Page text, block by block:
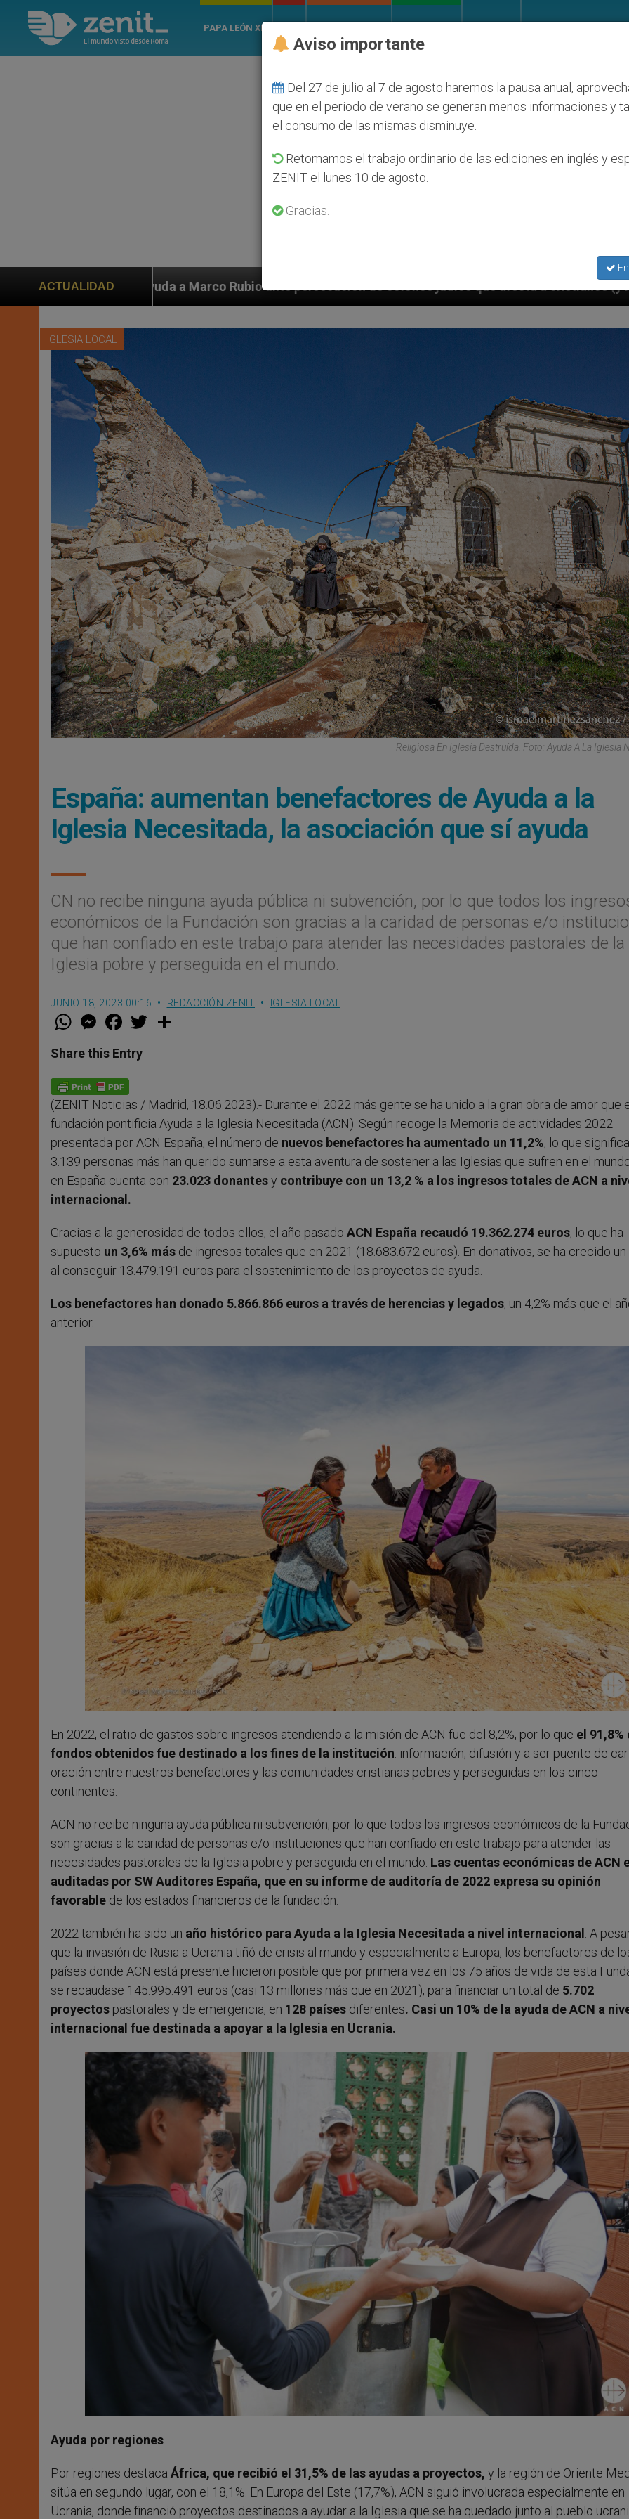
PAPA LEÓN XIV
ACTUALIDAD
ante persecución de colonos judíos que afecta a cristianos (y no sólo) en Tierra Santa
IGLESIA LOCAL
Religiosa En Iglesia Destruída. Foto: Ayuda A La Iglesia
España: aumentan benefactores de Ayuda a la
Iglesia Necesitada, la asociación que sí ayuda
CN no recibe ninguna ayuda pública ni subvención, por lo que todos los
económicos de la Fundación son gracias a la caridad de personas e/o
que han confiado en este trabajo para atender las necesidades pastorales de la
Iglesia pobre y perseguida en el mundo.
JUNIO 18, 2023 00:16 REDACCIÓN ZENIT IGLESIA LOCAL
W
t
s
p
p
M
e
s
e
g
e
r
F
a
e
b
o
k
w
Share this Entry
(ZENIT Noticias / Madrid, 18.06.2023).- Durante el 2022 más gente se ha unido a la gran obra de amor que
fundación pontificia Ayuda a la Iglesia Necesitada (ACN). Según recoge la Memoria de actividades 2022
presentada por ACN España, el número de nuevos benefactores ha aumentado un 11,2%, lo que
3.139 personas más han querido sumarse a esta aventura de sostener a las Iglesias que sufren en el
en España cuenta con 23.023 donantesy contribuye con un 13,2 % a los ingresos totales de ACN a
internacional.
Gracias a la generosidad de todos ellos, el año pasado ACN España recaudó 19.362.274 euros, lo que ha
supuesto un 3,6% más de ingresos totales que en 2021 (18.683.672 euros). En donativos, se ha crecido un
al conseguir 13.479.191 euros para el sostenimiento de los proyectos de ayuda.
Los benefactores han donado 5.866.866 euros a través de herencias y legados, un 4,2% más que el
anterior.
En 2022, el ratio de gastos sobre ingresos atendiendo a la misión de ACN fue del 8,2%, por lo que el 91,8%
fondos obtenidos fue destinado a los fines de la institución: información, difusión y a ser puente de
oración entre nuestros benefactores y las comunidades cristianas pobres y perseguidas en los cinco
continentes.
ACN no recibe ninguna ayuda pública ni subvención, por lo que todos los ingresos económicos de la
son gracias a la caridad de personas e/o instituciones que han confiado en este trabajo para atender las
necesidades pastorales de la Iglesia pobre y perseguida en el mundo. Las cuentas económicas de ACN
auditadas por SW Auditores España, que en su informe de auditoría de 2022 expresa su opinión
favorable de los estados financieros de la fundación.
2022 también ha sido un año histórico para Ayuda a la Iglesia Necesitada a nivel internacional
. A
que la invasión de Rusia a Ucrania tiñó de crisis al mundo y especialmente a Europa, los benefactores de
países donde ACN está presente hicieron posible que por primera vez en los 75 años de vida de esta
se recaudase 145.995.491 euros (casi 13 millones más que en 2021), para financiar un total de 5.702
proyectos pastorales y de emergencia, en 128 países diferentes. Casi un 10% de la ayuda de ACN a
internacional fue destinada a apoyar a la Iglesia en Ucrania.
Ayuda por regiones
Por regiones destaca África, que recibió el 31,5% de las ayudas a proyectos, y la región de Oriente
sitúa en segundo lugar, con el 18,1%. En Europa del Este (17,7%), ACN siguió involucrada especialmente en
Ucrania, donde financió proyectos destinados a ayudar a la Iglesia que se ha quedado junto al pueblo
Aviso importante
Del 27 de julio al 7 de agosto haremos la pausa anual,
que en el periodo de verano se generan menos informaciones y
el consumo de las mismas disminuye.
Retomamos el trabajo ordinario de las ediciones en inglés y
ZENIT el lunes 10 de agosto.
Gracias.